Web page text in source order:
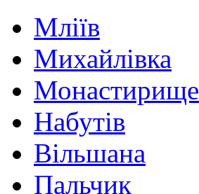
Мліїв
Михайлівка
Монастирище
Набутів
Вільшана
Пальчик